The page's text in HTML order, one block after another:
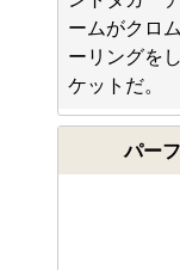
ームがクロ
ーリングを
ケットだ。
パー